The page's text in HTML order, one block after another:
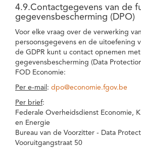
4.9.Contactgegevens van de
gegevensbescherming (DPO)
Voor elke vraag over de verwerking
persoonsgegevens en de uitoefening
de GDPR kunt u contact opnemen
gegevensbescherming (Data
FOD Economie:
Per e-mail : dpo@economie.fgov.be
Per brief:
Federale Overheidsdienst Economie,
en Energie
Bureau van de Voorzitter - Data
Vooruitgangstraat 50